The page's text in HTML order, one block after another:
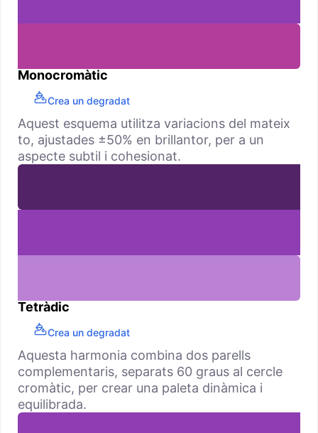
Monocromàtic
Crea un degradat
Aquest esquema utilitza variacions del mateix
to, ajustades ±50% en brillantor, per a un
aspecte subtil i cohesionat.
Tetràdic
Crea un degradat
Aquesta harmonia combina dos parells
complementaris, separats 60 graus al cercle
cromàtic, per crear una paleta dinàmica i
equilibrada.